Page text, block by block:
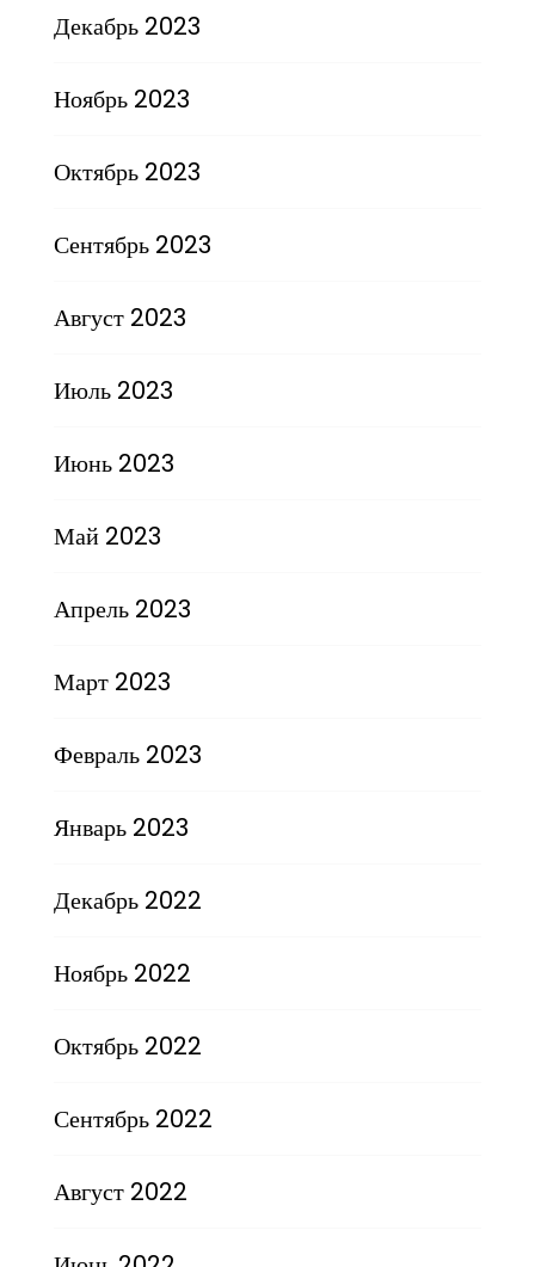
Декабрь 2023
Ноябрь 2023
Октябрь 2023
Сентябрь 2023
Август 2023
Июль 2023
Июнь 2023
Май 2023
Апрель 2023
Март 2023
Февраль 2023
Январь 2023
Декабрь 2022
Ноябрь 2022
Октябрь 2022
Сентябрь 2022
Август 2022